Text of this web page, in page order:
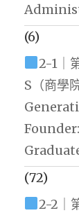
(6)
2-1｜
S（商學
(72)
2-2｜